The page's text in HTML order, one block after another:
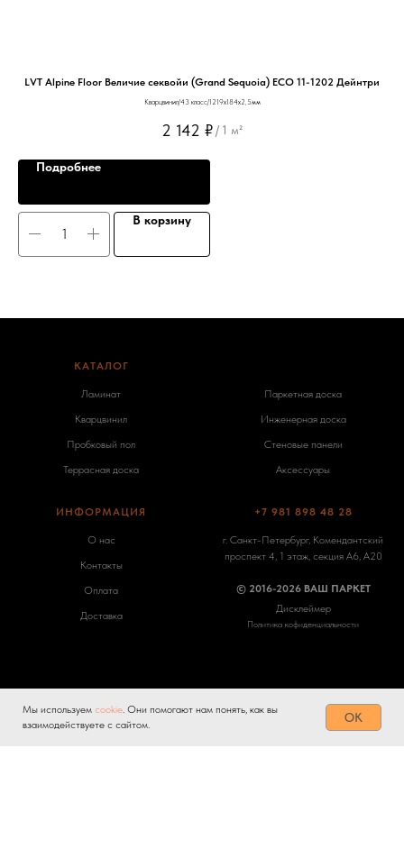
LVT Alpine Floor Величие секвойи (Grand Sequoia) ECO 11-1202 Дейнтри
Кварцвинил/43 класс/1219х184х2,5мм
2 142 ₽/ 1 м²
Подробнее
В корзину
КАТАЛОГ
Ламинат
Кварцвинил
Пробковый пол
Террасная доска
Паркетная доска
Инженерная доска
Стеновые панели
Аксессуары
ИНФОРМАЦИЯ
О нас
Контакты
Оплата
Доставка
+7 981 898 48 28
г. Санкт-Петербург, Комендантский
проспект 4, 1 этаж, секция А6, А20
© 2016-2026 ВАШ ПАРКЕТ
Дисклеймер
Политика кофиденциальности
Мы используем cookie. Они помогают нам понять, как вы
взаимодействуете с сайтом.
OK
Made on Tilda